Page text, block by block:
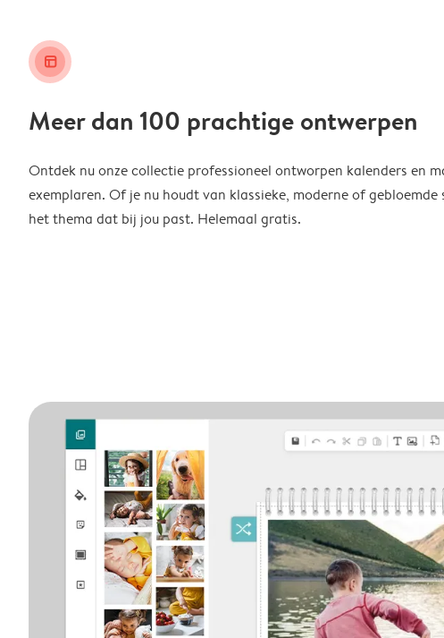
layout_alt
Meer dan 100 prachtige ontwerpen
Ontdek nu onze collectie professioneel ontworpen kalenders en
exemplaren. Of je nu houdt van klassieke, moderne of gebloemde
het thema dat bij jou past. Helemaal gratis.